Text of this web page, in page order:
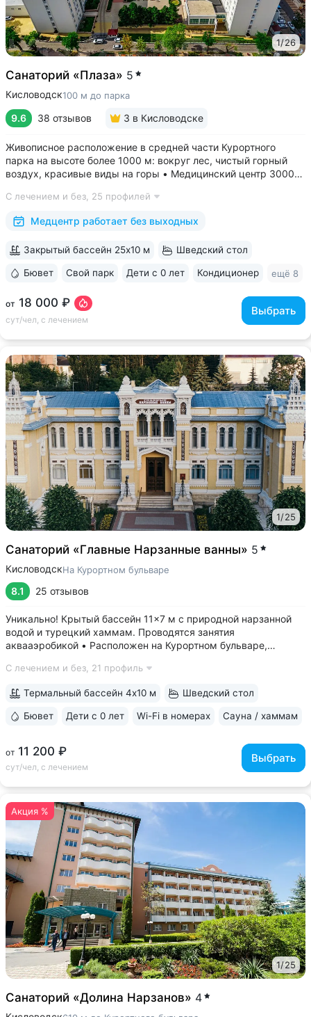
1/26
Санаторий «Плаза» 5
Кисловодск100 м до парка
9.6 38 отзывов 3 в Кисловодске
Живописное расположение в средней части Курортного
парка на высоте более 1000 м: вокруг лес, чистый горный
воздух, красивые виды на горы • Медицинский центр 3000
квалификации • Более 1000 видов диагностики и ДНК-
исследований. Есть диагностика...
С лечением и без, 25 профилей
Медцентр работает без выходных
от 18 000 ₽
сут/чел, с лечением
Выбрать
Закрытый бассейн 25x10 м Шведский стол
Бювет Свой парк Дети с 0 лет Кондиционер ещё 8
1/25
Санаторий «Главные Нарзанные ванны» 5
КисловодскНа Курортном бульваре
8.1 25 отзывов
Уникально! Крытый бассейн 11×7 м с природной нарзанной
водой и турецкий хаммам. Проводятся занятия
аквааэробикой • Расположен на Курортном бульваре,
Главные нарзанные ванны — памятник архитектуры
С лечением и без, 21 профиль
от 11 200 ₽
сут/чел, с лечением
Выбрать
Термальный бассейн 4х10 м Шведский стол
Бювет Дети с 0 лет Wi-Fi в номерах Сауна / хаммам
Акция %
1/25
Санаторий «Долина Нарзанов» 4